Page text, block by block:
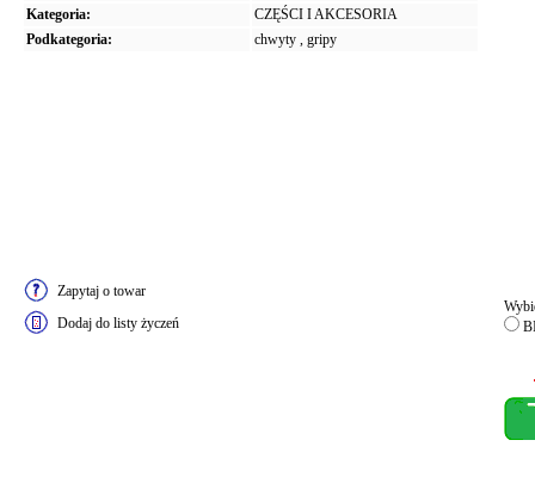
Kategoria:
CZĘŚCI I AKCESORIA
Podkategoria:
chwyty , gripy
Zapytaj o towar
Dodaj do listy życzeń